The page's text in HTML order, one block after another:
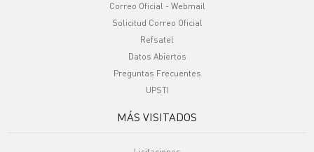
Correo Oficial - Webmail
Solicitud Correo Oficial
Refsatel
Datos Abiertos
Preguntas Frecuentes
UPSTI
MÁS VISITADOS